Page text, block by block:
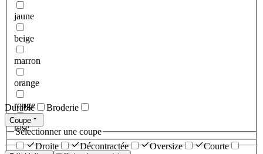
jaune
beige
marron
orange
rouge
rose
Durable Broderie
Coupe
Sélectionner une coupe
Droite
Décontractée Oversize
Courte